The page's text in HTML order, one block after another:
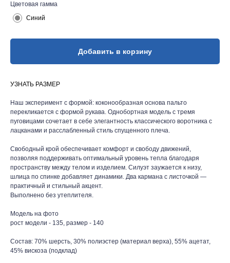
Цветовая гамма
Синий
Добавить в корзину
УЗНАТЬ РАЗМЕР
Наш эксперимент с формой: коконообразная основа пальто
перекликается с формой рукава. Однобортная модель с тремя
пуговицами сочетает в себе элегантность классического воротника с
лацканами и расслабленный стиль спущенного плеча.
Свободный крой обеспечивает комфорт и свободу движений,
позволяя поддерживать оптимальный уровень тепла благодаря
пространству между телом и изделием. Силуэт заужается к низу,
шлица по спинке добавляет динамики. Два кармана с листочкой —
практичный и стильный акцент.
Выполнено без утеплителя.
Модель на фото
рост модели - 135, размер - 140
Состав: 70% шерсть, 30% полиэстер (материал верха), 55% ацетат,
45% вискоза (подклад)